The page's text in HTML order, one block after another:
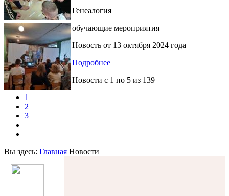
Генеалогия
обучающие мероприятия
Новость от 13 октября 2024 года
Подробнее
Новости с 1 по 5 из 139
1
2
3
Вы здесь: Главная Новости